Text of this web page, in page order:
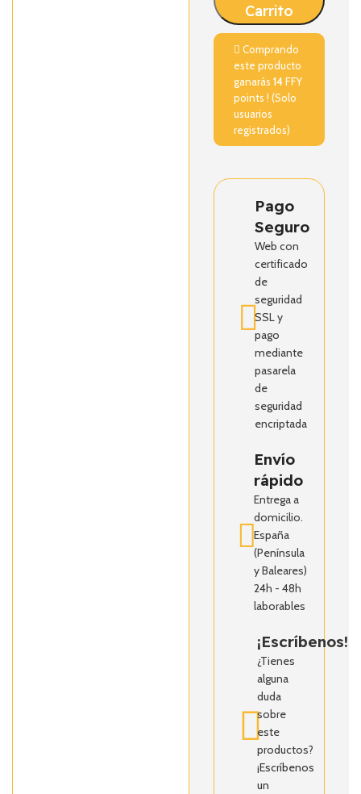
Carrito
Comprando
este producto
ganarás14FFY
points ! (Solo
usuarios
registrados)
Pago
Seguro
Web con
certificado
de
seguridad
SSL y
pago
mediante
pasarela
de
seguridad
encriptada
Envío
rápido
Entrega a
domicilio.
España
(Península
y Baleares)
24h - 48h
laborables
¡Escríbenos!
¿Tienes
alguna
duda
sobre
este
productos?
¡Escríbenos
un